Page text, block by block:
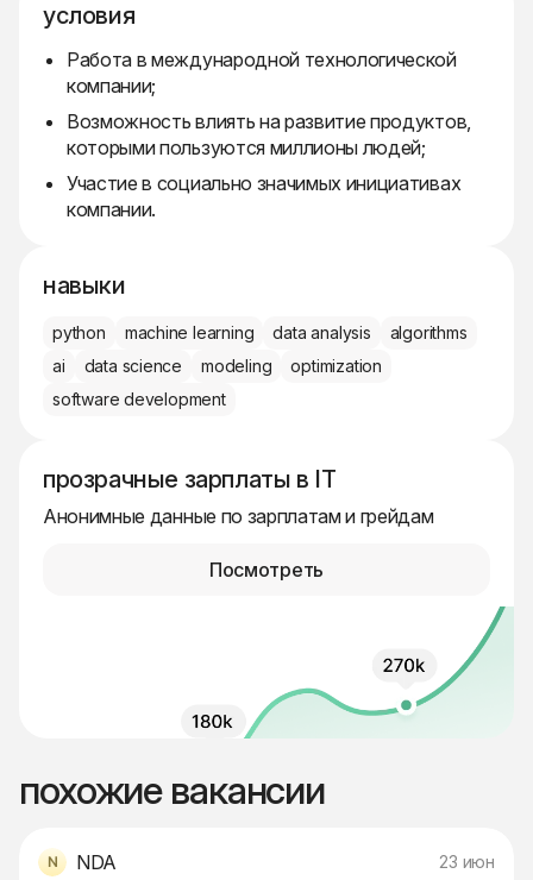
условия
Работа в международной технологической
компании;
Возможность влиять на развитие продуктов,
которыми пользуются миллионы людей;
Участие в социально значимых инициативах
компании.
навыки
python machine learning data analysis
algorithms
ai
data science modeling
optimization
software development
прозрачные зарплаты в IT
Анонимные данные по зарплатам и грейдам
Посмотреть
похожие вакансии
NDA 23 июн